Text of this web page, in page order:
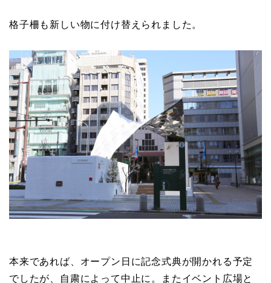
格子柵も新しい物に付け替えられました。
本来であれば、オープン日に記念式典が開かれる予定
でしたが、自粛によって中止に。またイベント広場と